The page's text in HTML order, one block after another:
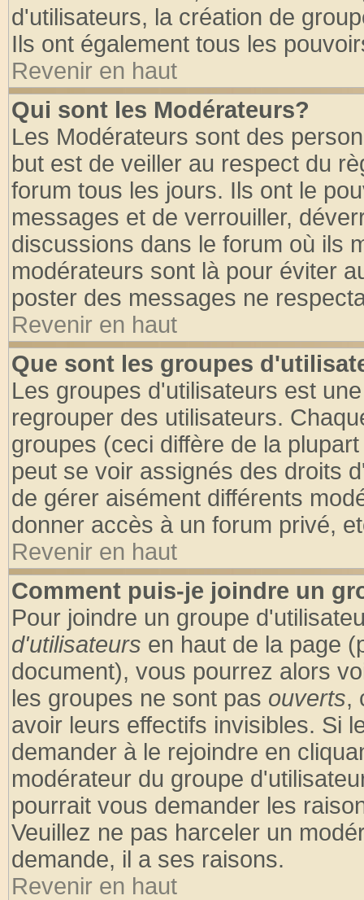
d'utilisateurs, la création de
Ils ont également tous les
Revenir en haut
Qui sont les Modérateurs?
Les Modérateurs sont des
but est de veiller au respect du
forum tous les jours. Ils ont le
messages et de verrouiller,
discussions dans le forum où ils
modérateurs sont là pour éviter
poster des messages ne
Revenir en haut
Que sont les groupes
Les groupes d'utilisateurs est
regrouper des utilisateurs.
groupes (ceci diffère de la
peut se voir assignés des droits
de gérer aisément différents
donner accès à un forum privé,
Revenir en haut
Comment puis-je joindre un
Pour joindre un groupe
d'utilisateurs en haut de la page
document), vous pourrez alors
les groupes ne sont pas ouverts,
avoir leurs effectifs invisibles. Si
demander à le rejoindre en
modérateur du groupe
pourrait vous demander les
Veuillez ne pas harceler un
demande, il a ses raisons.
Revenir en haut